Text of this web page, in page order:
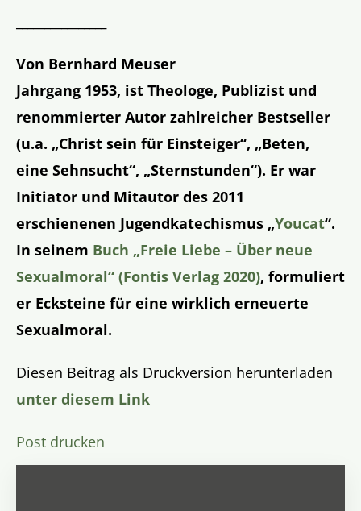
Von Bernhard Meuser
Jahrgang 1953, ist Theologe, Publizist und
renommierter Autor zahlreicher Bestseller
(u.a. „Christ sein für Einsteiger“, „Beten,
eine Sehnsucht“, „Sternstunden“). Er war
Initiator und Mitautor des 2011
erschienenen Jugendkatechismus „Youcat“.
In seinem Buch „Freie Liebe – Über neue
Sexualmoral“ (Fontis Verlag 2020), formuliert
er Ecksteine für eine wirklich erneuerte
Sexualmoral.
Diesen Beitrag als Druckversion herunterladen
unter diesem Link
Post drucken